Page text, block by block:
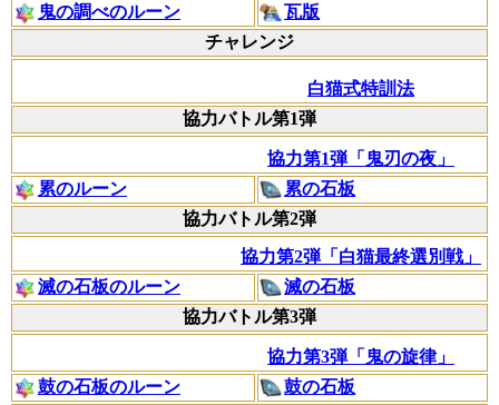
鬼の調べのルーン
瓦版
チャレンジ
白猫式特訓法
協力バトル第1弾
協力第1弾「鬼刃の夜」
累のルーン
累の石板
協力バトル第2弾
協力第2弾「白猫最終選別戦」
滅の石板のルーン
滅の石板
協力バトル第3弾
協力第3弾「鬼の旋律」
鼓の石板のルーン
鼓の石板